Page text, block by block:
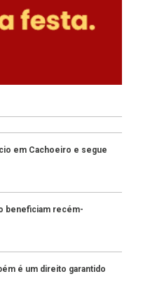
em Cachoeiro e segue
beneficiam recém-
é um direito garantido